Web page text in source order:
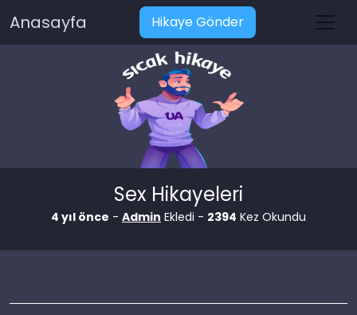
Anasayfa Hikaye Gönder
Sex Hikayeleri
4 yıl önce - Admin Ekledi - 2394 Kez Okundu